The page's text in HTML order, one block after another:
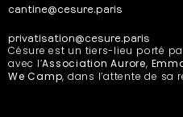
cantine@cesure.paris
privatisation@cesure.paris
Césure est un tiers-lieu porté
avec l’Association Aurore,
We Camp, dans l’attente de sa